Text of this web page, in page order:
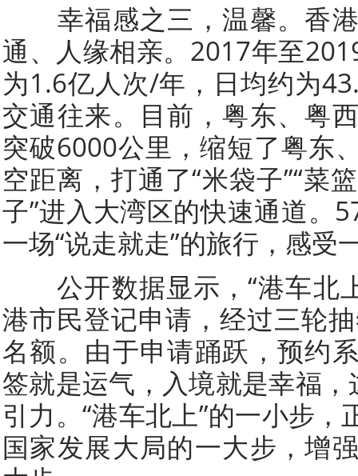
幸福感之三，温馨。香港
通、人缘相亲。2017年至
为1.6亿人次/年，日均约为
交通往来。目前，粤东、粤
突破6000公里，缩短了粤东
空距离，打通了“米袋子”“菜
子”进入大湾区的快速通道。
一场“说走就走”的旅行，感受
公开数据显示，“港车北
港市民登记申请，经过三轮
名额。由于申请踊跃，预约
签就是运气，入境就是幸福，
引力。“港车北上”的一小步
国家发展大局的一大步，增